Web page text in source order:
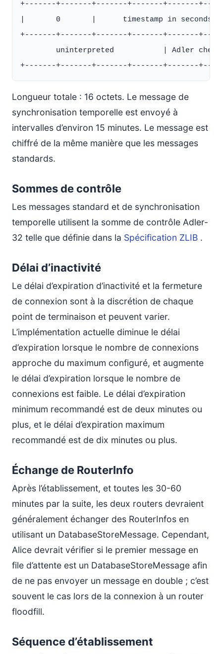
+-------+-------+-------+-------+-------
|       0       |      timestamp in seconds
+-------+-------+-------+-------+-------
uninterpreted           | Adler
Longueur totale : 16 octets. Le message de
synchronisation temporelle est envoyé à
intervalles d’environ 15 minutes. Le message est
chiffré de la même manière que les messages
standards.
Sommes de contrôle
Les messages standard et de synchronisation
temporelle utilisent la somme de contrôle Adler-
32 telle que définie dans la Spécification ZLIB .
Délai d’inactivité
Le délai d’expiration d’inactivité et la fermeture
de connexion sont à la discrétion de chaque
point de terminaison et peuvent varier.
L’implémentation actuelle diminue le délai
d’expiration lorsque le nombre de connexions
approche du maximum configuré, et augmente
le délai d’expiration lorsque le nombre de
connexions est faible. Le délai d’expiration
minimum recommandé est de deux minutes ou
plus, et le délai d’expiration maximum
recommandé est de dix minutes ou plus.
Échange de RouterInfo
Après l’établissement, et toutes les 30-60
minutes par la suite, les deux routers devraient
généralement échanger des RouterInfos en
utilisant un DatabaseStoreMessage. Cependant,
Alice devrait vérifier si le premier message en
file d’attente est un DatabaseStoreMessage afin
de ne pas envoyer un message en double ; c’est
souvent le cas lors de la connexion à un router
floodfill.
Séquence d’établissement